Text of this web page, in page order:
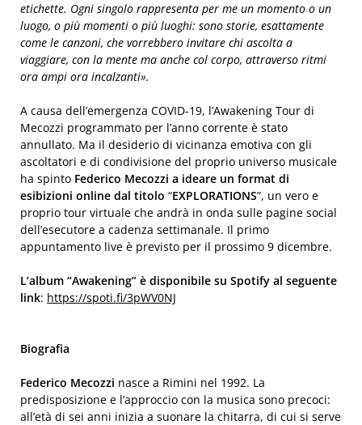
etichette. Ogni singolo rappresenta per me un momento o un
luogo, o più momenti o più luoghi: sono storie, esattamente
come le canzoni, che vorrebbero invitare chi ascolta a
viaggiare, con la mente ma anche col corpo, attraverso ritmi
ora ampi ora incalzanti».
A causa dell’emergenza COVID-19, l’Awakening Tour di
Mecozzi programmato per l’anno corrente è stato
annullato. Ma il desiderio di vicinanza emotiva con gli
ascoltatori e di condivisione del proprio universo musicale
ha spinto Federico Mecozzi a ideare un format di
esibizioni online dal titolo “EXPLORATIONS”, un vero e
proprio tour virtuale che andrà in onda sulle pagine social
dell’esecutore a cadenza settimanale. Il primo
appuntamento live è previsto per il prossimo 9 dicembre.
L’album “Awakening” è disponibile su Spotify al seguente
link: https://spoti.fi/3pWV0NJ
Biografia
Federico Mecozzi nasce a Rimini nel 1992. La
predisposizione e l’approccio con la musica sono precoci:
all’età di sei anni inizia a suonare la chitarra, di cui si serve